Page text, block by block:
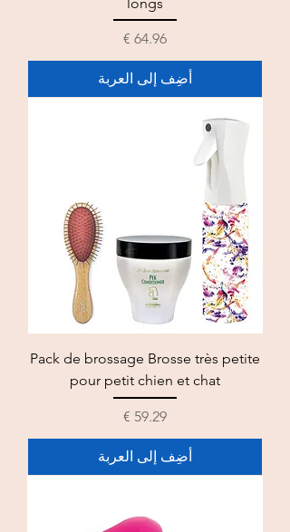
السعر
أضِف إلى العربة
Pack de brossage Brosse très petite
pour petit chien et chat
السعر
أضِف إلى العربة